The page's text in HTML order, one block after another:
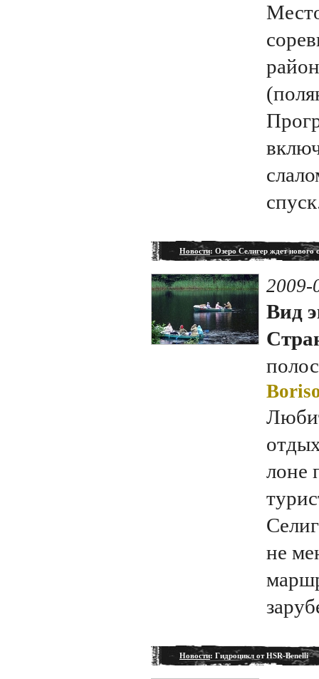
Новости: Озеро Селигер ждет нового
2009-
Вид
лоне
не
Новости: Гидроцикл от HSR-Benelli